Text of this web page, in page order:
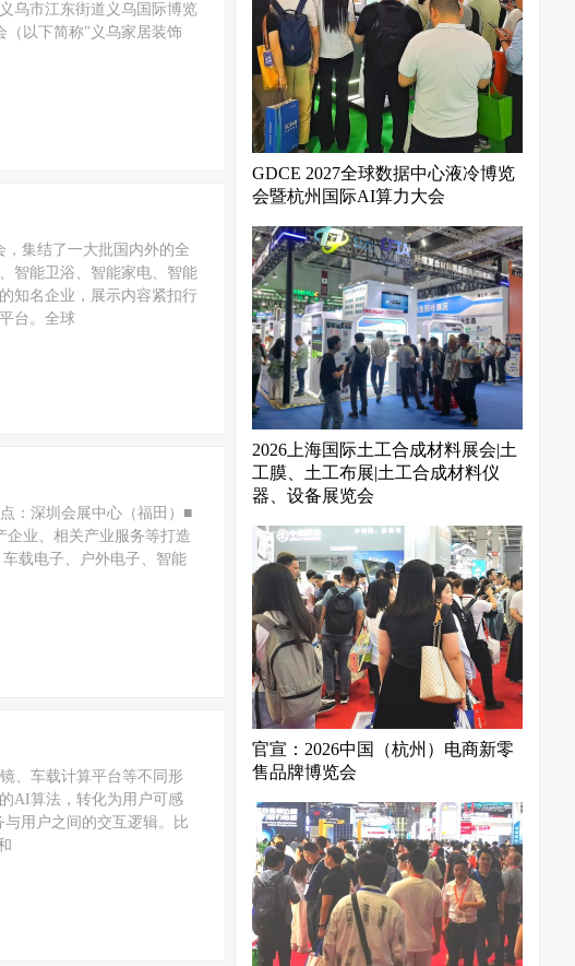
乌市江东街道义乌国际博览
（以下简称"义乌家居装饰
，集结了一大批国内外的全
智能卫浴、智能家电、智能
知名企业，展示内容紧扣行
台。全球
：深圳会展中心（福田）■
企业、相关产业服务等打造
载电子、户外电子、智能
、车载计算平台等不同形
AI算法，转化为用户可感
用户之间的交互逻辑。比
GDCE 2027全球数据中心液冷博览
会暨杭州国际AI算力大会
2026上海国际土工合成材料展会|土
工膜、土工布展|土工合成材料仪
器、设备展览会
官宣：2026中国（杭州）电商新零
售品牌博览会